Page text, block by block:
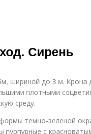
Сирень
шириной до 3 м. Крона
плотными
среду.
темно-зеленой
пурпурные с